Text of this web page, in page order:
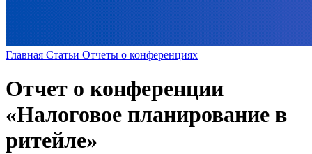
Главная Статьи Отчеты о конференциях
Отчет о конференции
«Налоговое планирование в
ритейле»